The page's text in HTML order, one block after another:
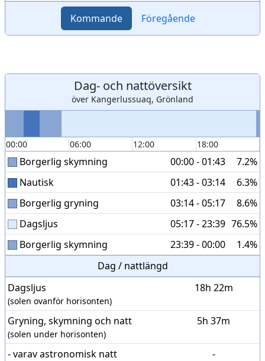
Kommande Föregående
Dag- och nattöversikt
över Kangerlussuaq, Grönland
00:00 06:00 12:00 18:00
Borgerlig skymning 00:00 - 01:43
7.2%
Nautisk
01:43 - 03:14
6.3%
Borgerlig gryning
03:14 - 05:17
8.6%
Dagsljus
05:17 - 23:39 76.5%
Borgerlig skymning
23:39 - 00:00
1.4%
Dag / nattlängd
Dagsljus
(solen ovanför horisonten)
18h 22m
Gryning, skymning och natt
(solen under horisonten)
5h 37m
- varav astronomisk natt -